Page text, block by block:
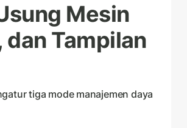
Mesin
Tampilan
tiga mode manajemen daya